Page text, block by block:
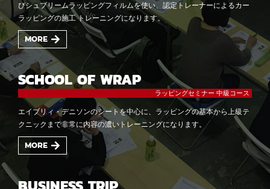
びシュプリームラッピングフィルムを使い、認定トレーナーによるカー
ラッピングの施工 トレーニングになります。
MORE
SCHOOL OF WRAP
ラッピングセミナー 中級コース
エイブリィ・デニソンのシートを中心に、ラッピングの基本から上級テ
クニックまで非常に内容の濃いトレーニングになります。
MORE